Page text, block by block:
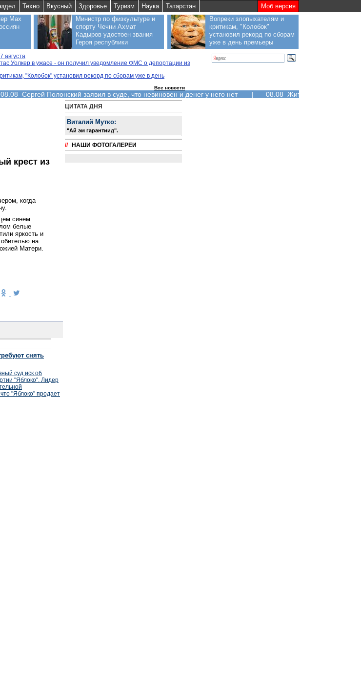
Техно Вкусный Здоровье Туризм Наука Татарстан
Моб версия
Max
Министр по физкультуре и
спорту Чечни Ахмат
Кадыров удостоен звания
Героя республики
Вопреки злопыхателям и
критикам, "Колобок"
установил рекорд по сборам
уже в день премьеры
августа
Уолкер в ужасе - он получил уведомление ФМС о депортации из
"Колобок" установил рекорд по сборам уже в день
Все новости
08.08 Сергей Полонский заявил в суде, что невиновен и денег у него нет | 08.08 Жители Курильских
крест из
когда
синем
белые
яркость и
на
Матери.
снять
суд иск об
"Яблоко". Лидер
"Яблоко" продает
ЦИТАТА ДНЯ
Виталий Мутко:
"Aй эм гарантиид".
// НАШИ ФОТОГАЛЕРЕИ